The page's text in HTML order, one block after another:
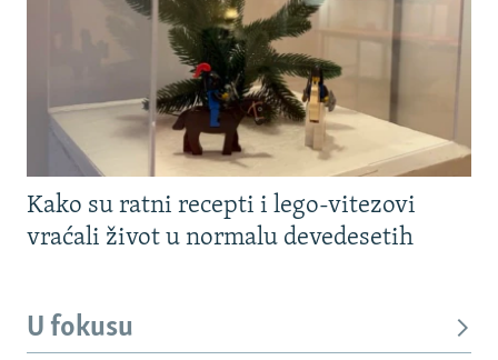
Kako su ratni recepti i lego-vitezovi
vraćali život u normalu devedesetih
U fokusu